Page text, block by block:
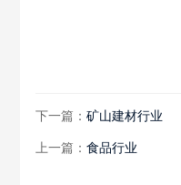
下一篇： 矿山建材行业
上一篇： 食品行业